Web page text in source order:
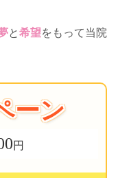
と希望をもって当院
ーン
円